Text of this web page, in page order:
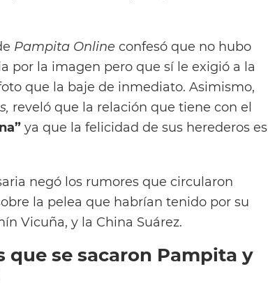
Pampita Online confesó que no hubo
por la imagen pero que sí le exigió a la
que la baje de inmediato. Asimismo,
reveló que la relación que tiene con el
ya que la felicidad de sus herederos es
negó los rumores que circularon
la pelea que habrían tenido por su
Vicuña, y la China Suárez.
que se sacaron Pampita y